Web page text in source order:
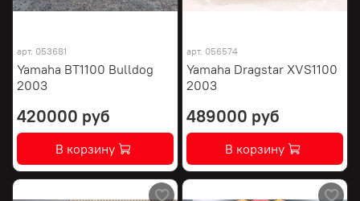
арт. 053681
Yamaha BT1100 Bulldog
2003
420000 руб
В корзину
арт. 056574
Yamaha Dragstar XVS1100
2003
489000 руб
В корзину